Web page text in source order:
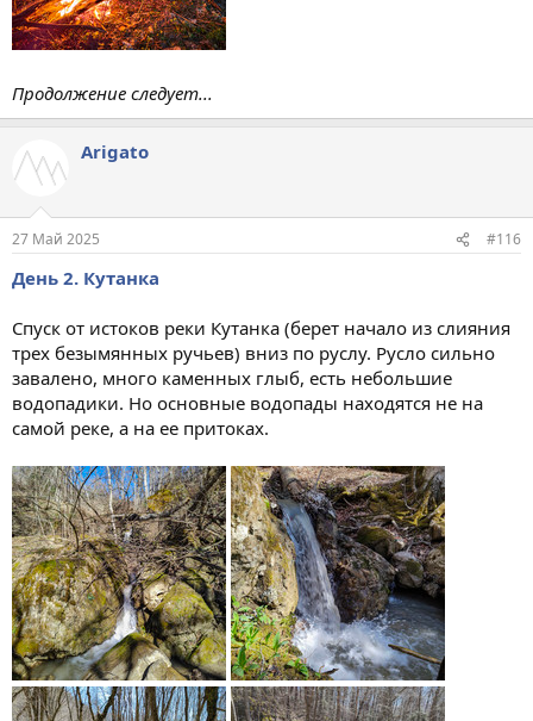
Продолжение следует...
Arigato
27 Май 2025 #116
День 2. Кутанка
Спуск от истоков реки Кутанка (берет начало из слияния
трех безымянных ручьев) вниз по руслу. Русло сильно
завалено, много каменных глыб, есть небольшие
водопадики. Но основные водопады находятся не на
самой реке, а на ее притоках.